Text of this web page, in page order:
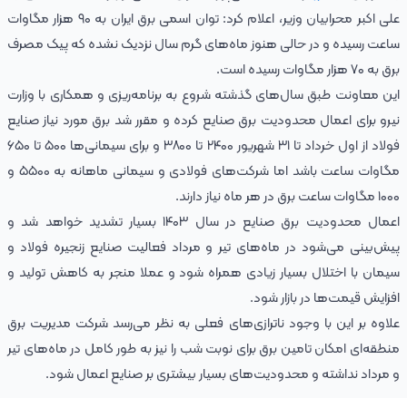
علی اکبر محرابیان وزیر، اعلام کرد: توان اسمی برق ایران به ۹۰ هزار مگاوات
ساعت رسیده و در حالی هنوز ماه‌های گرم سال نزدیک نشده‌ که پیک مصرف
برق به ۷۰ هزار مگاوات رسیده است.
این معاونت طبق سال‌های گذشته شروع به برنامه‌ریزی و همکاری با وزارت
نیرو برای اعمال محدودیت برق صنایع کرده و مقرر شد برق مورد نیاز صنایع
فولاد از اول خرداد تا ۳۱ شهریور ۲۴۰۰ تا ۳۸۰۰ و برای سیمانی‌ها ۵۰۰ تا ۶۵۰
مگاوات ساعت باشد اما شرکت‌های فولادی و سیمانی ماهانه به ۵۵۰۰ و
۱۰۰۰ مگاوات ساعت برق در هر ماه نیاز دارند.
اعمال محدودیت برق صنایع در سال ۱۴۰۳ بسیار تشدید خواهد شد و
پیش‌بینی می‌شود در ماه‌های تیر و مرداد فعالیت صنایع زنجیره فولاد و
سیمان با اختلال بسیار زیادی همراه شود و عملا منجر به کاهش تولید و
افزایش قیمت‌ها در بازار شود.
علاوه بر این با وجود ناترازی‌های فعلی به نظر می‌رسد شرکت مدیریت برق
منطقه‌ای امکان تامین برق برای نوبت شب را نیز به طور کامل در ماه‌های تیر
و مرداد نداشته و محدودیت‌های بسیار بیشتری بر صنایع اعمال شود.